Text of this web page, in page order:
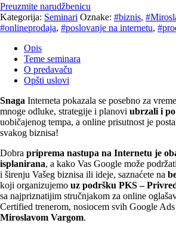
Preuzmite narudžbenicu
Kategorija: Seminari Oznake: #biznis,
#onlineprodaja, #poslovanje na internetu,
Opis
Teme seminara
O predavaču
Opšti uslovi
Snaga Interneta pokazala se posebno za
mnoge odluke, strategije i planovi ubrzali i
uobičajenog tempa, a online prisutnost je
svakog biznisa!
Dobra priprema nastupa na Internetu je
isplanirana, a kako Vas Google može
i širenju Vašeg biznisa ili ideje, saznaćete na
koji organizujemo uz podršku PKS –
sa najpriznatijim stručnjakom za online
Certified trenerom, nosiocem svih Google
Miroslavom Vargom.